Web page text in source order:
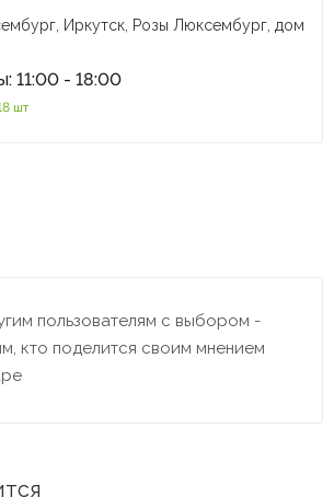
Иркутск, Розы Люксембург, дом
11:00 - 18:00
шт
пользователям с выбором -
кто поделится своим мнением